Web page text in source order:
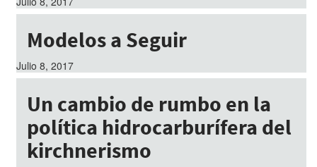
Modelos a Seguir
Julio 8, 2017
Un cambio de rumbo en la
política hidrocarburífera del
kirchnerismo